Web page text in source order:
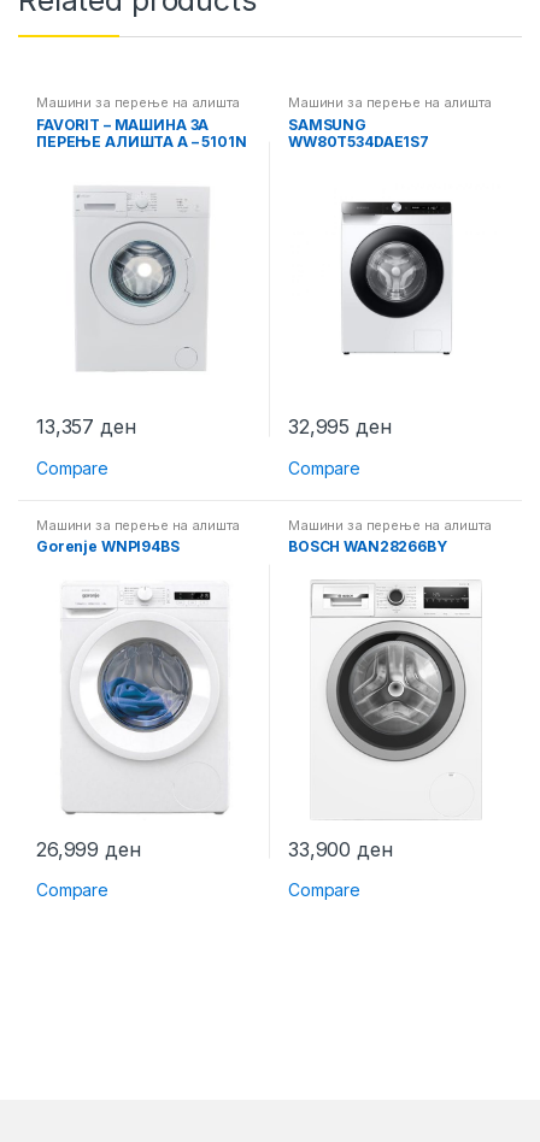
Машини за перење на алишта
FAVORIT – МАШИНА ЗА
ПЕРЕЊЕ АЛИШТА A – 5101N
13,357ден
Compare
Машини за перење на алишта
SAMSUNG
WW80T534DAE1S7
32,995ден
Compare
Машини за перење на алишта
Gorenje WNPI94BS
26,999 ден
Compare
Машини за перење на алишта
BOSCH WAN28266BY
33,900 ден
Compare